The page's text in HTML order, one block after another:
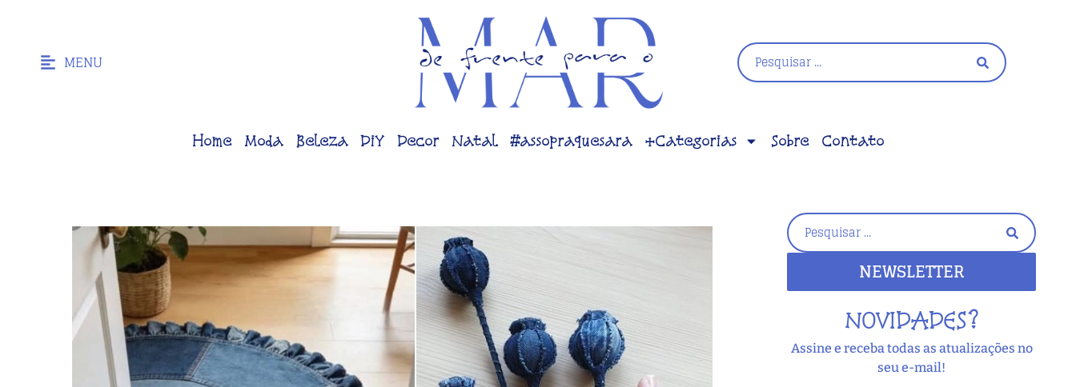
MENU
Home Moda Beleza DiY Decor Natal #assopraquesara +Categorias Sobre Contato
NEWSLETTER
NOVIDADES?
Assine e receba todas as atualizações no
seu e-mail!